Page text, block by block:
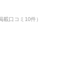
口コミ10件）